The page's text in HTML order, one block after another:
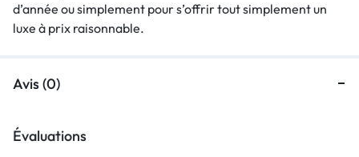
d’année ou simplement pour s’offrir tout simplement un
luxe à prix raisonnable.
Avis (0)
Évaluations